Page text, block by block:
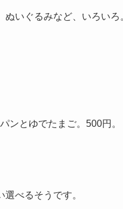
いぐるみなど、いろいろ
ンとゆでたまご。500円。
べるそうです。